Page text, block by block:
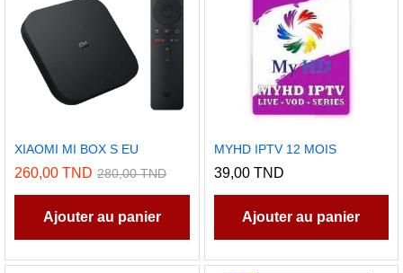
XIAOMI MI BOX S EU
260,00 TND 280,00TND
Ajouter au panier
MYHD IPTV 12 MOIS
39,00 TND
Ajouter au panier